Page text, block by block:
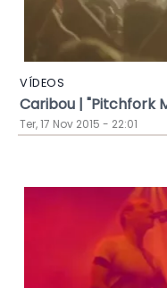
VÍDEOS
Caribou | "Pitchfork
Ter, 17 Nov 2015 - 22:01